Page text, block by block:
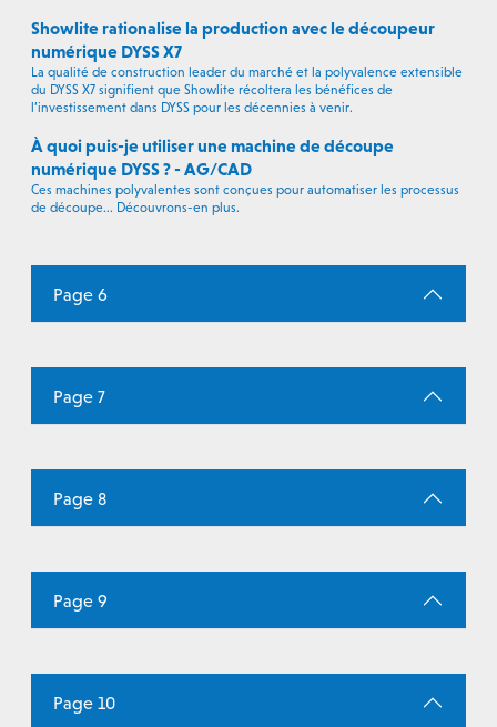
Showlite rationalise la production avec le découpeur
numérique DYSS X7
La qualité de construction leader du marché et la polyvalence extensible
du DYSS X7 signifient que Showlite récoltera les bénéfices de
l’investissement dans DYSS pour les décennies à venir.
À quoi puis-je utiliser une machine de découpe
numérique DYSS ? - AG/CAD
Ces machines polyvalentes sont conçues pour automatiser les processus
de découpe... Découvrons-en plus.
Page 6
Page 7
Page 8
Page 9
Page 10